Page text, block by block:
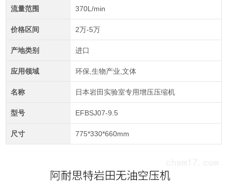
流量范围 370L/min
价格区间 2万-5万
产地类别 进口
应用领域 环保,生物产业,文体
名称 日本岩田实验室专用增压压缩机
型号 EFBSJ07-9.5
尺寸 775*330*660mm